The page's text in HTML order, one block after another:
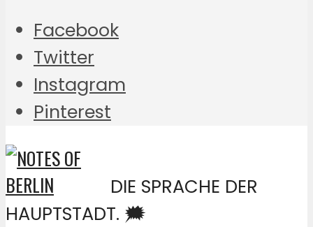
Facebook
Twitter
Instagram
Pinterest
DIE SPRACHE DER
HAUPTSTADT. 🗯️